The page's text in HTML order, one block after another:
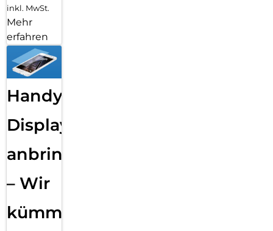
inkl. MwSt.
Mehr
erfahren
Handy
Displayfolie
anbringen
– Wir
kümmern